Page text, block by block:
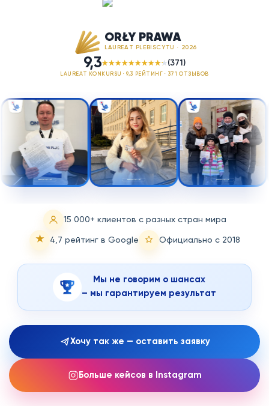
ORŁY PRAWA
LAUREAT PLEBISCYTU · 2026
9,3 (371)
LAUREAT KONKURSU · 9,3 РЕЙТИНГ · 371 ОТЗЫВОВ
15 000+ клиентов с разных стран мира
★ 4,7 рейтинг в Google Официально с 2018
Мы не говорим о шансах
– мы гарантируем результат
Хочу так же — оставить заявку
Больше кейсов в Instagram